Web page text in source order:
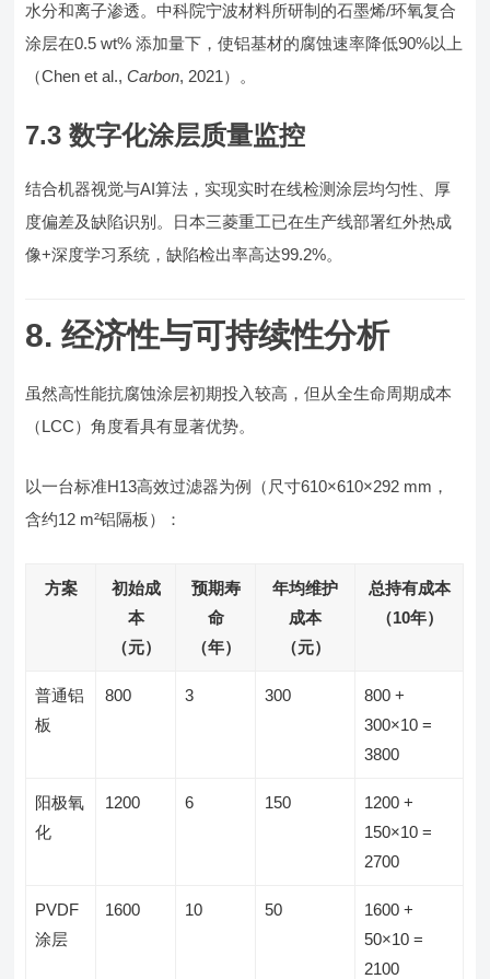
水分和离子渗透。中科院宁波材料所研制的石墨烯/环氧复合
涂层在0.5 wt% 添加量下，使铝基材的腐蚀速率降低90%以上
（Chen et al.,Carbon, 2021）。
7.3 数字化涂层质量监控
结合机器视觉与AI算法，实现实时在线检测涂层均匀性、厚
度偏差及缺陷识别。日本三菱重工已在生产线部署红外热成
像+深度学习系统，缺陷检出率高达99.2%。
8. 经济性与可持续性分析
虽然高性能抗腐蚀涂层初期投入较高，但从全生命周期成本
（LCC）角度看具有显著优势。
以一台标准H13高效过滤器为例（尺寸610×610×292 mm，
含约12 m²铝隔板）：
方案
初始成
本
（元）
预期寿
命
（年）
年均维护
成本
（元）
总持有成本
（10年）
普通铝
板
800 3 300
800 +
300×10 =
3800
阳极氧
化
1200 6 150
1200 +
150×10 =
2700
PVDF
涂层
1600 10 50
1600 +
50×10 =
2100